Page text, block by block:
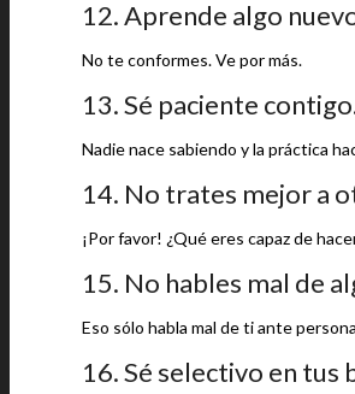
12. Aprende algo
No te conformes. Ve por más.
13. Sé paciente
Nadie nace sabiendo y la práctica
14. No trates mejor a
¡Por favor! ¿Qué eres capaz de
15. No hables mal de
Eso sólo habla mal de ti ante
16. Sé selectivo en tus